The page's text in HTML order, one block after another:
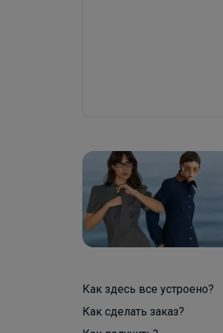
Как здесь все устроено?
Как сделать заказ?